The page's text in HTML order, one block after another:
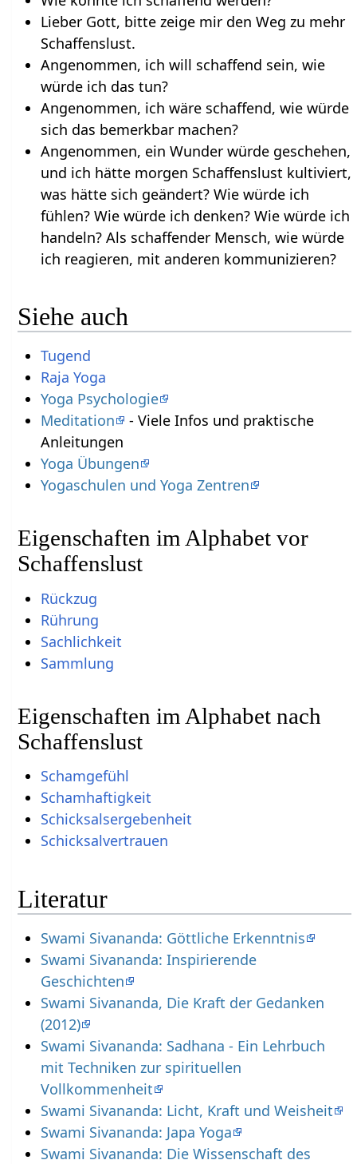
Lieber Gott, bitte zeige mir den Weg zu mehr
Schaffenslust.
Angenommen, ich will schaffend sein, wie
würde ich das tun?
Angenommen, ich wäre schaffend, wie würde
sich das bemerkbar machen?
Angenommen, ein Wunder würde geschehen,
und ich hätte morgen Schaffenslust kultiviert,
was hätte sich geändert? Wie würde ich
fühlen? Wie würde ich denken? Wie würde ich
handeln? Als schaffender Mensch, wie würde
ich reagieren, mit anderen kommunizieren?
Siehe auch
Tugend
Raja Yoga
Yoga Psychologie
Meditation
- Viele Infos und praktische
Anleitungen
Yoga Übungen
Yogaschulen und Yoga Zentren
Eigenschaften im Alphabet vor
Schaffenslust
Rückzug
Rührung
Sachlichkeit
Sammlung
Eigenschaften im Alphabet nach
Schaffenslust
Schamgefühl
Schamhaftigkeit
Schicksalsergebenheit
Schicksalvertrauen
Literatur
Swami Sivananda: Göttliche Erkenntnis
Swami Sivananda: Inspirierende
Geschichten
Swami Sivananda, Die Kraft der Gedanken
(2012)
Swami Sivananda: Sadhana - Ein Lehrbuch
mit Techniken zur spirituellen
Vollkommenheit
Swami Sivananda: Licht, Kraft und Weisheit
Swami Sivananda: Japa Yoga
Swami Sivananda: Die Wissenschaft des